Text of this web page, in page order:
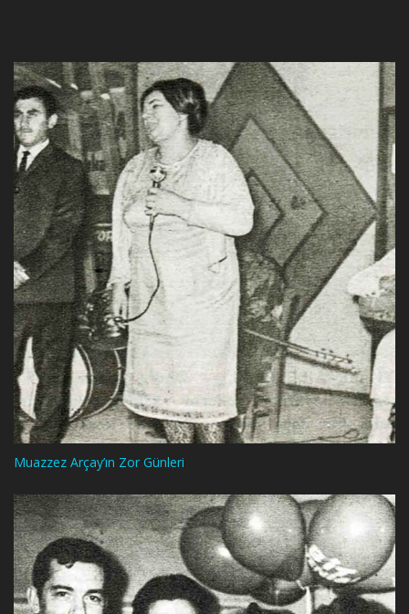
Muazzez Arçay’ın Zor Günleri